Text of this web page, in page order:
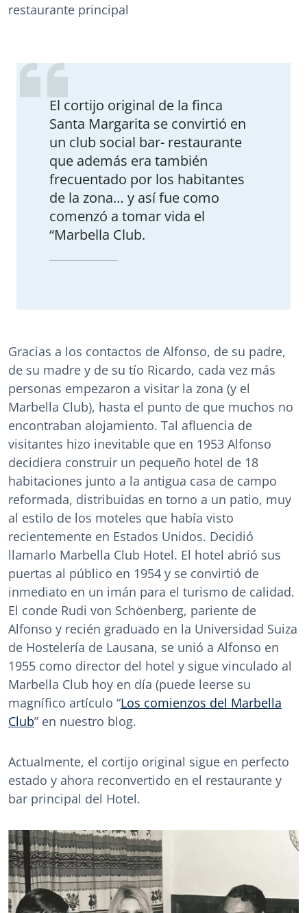
restaurante principal
El cortijo original de la finca
Santa Margarita se convirtió en
un club social bar- restaurante
que además era también
frecuentado por los habitantes
de la zona… y así fue como
comenzó a tomar vida el
“Marbella Club.
Gracias a los contactos de Alfonso, de su padre,
de su madre y de su tío Ricardo, cada vez más
personas empezaron a visitar la zona (y el
Marbella Club), hasta el punto de que muchos no
encontraban alojamiento. Tal afluencia de
visitantes hizo inevitable que en 1953 Alfonso
decidiera construir un pequeño hotel de 18
habitaciones junto a la antigua casa de campo
reformada, distribuidas en torno a un patio, muy
al estilo de los moteles que había visto
recientemente en Estados Unidos. Decidió
llamarlo Marbella Club Hotel. El hotel abrió sus
puertas al público en 1954 y se convirtió de
inmediato en un imán para el turismo de calidad.
El conde Rudi von Schöenberg, pariente de
Alfonso y recién graduado en la Universidad Suiza
de Hostelería de Lausana, se unió a Alfonso en
1955 como director del hotel y sigue vinculado al
Marbella Club hoy en día (puede leerse su
magnífico artículo “Los comienzos del Marbella
Club” en nuestro blog.
Actualmente, el cortijo original sigue en perfecto
estado y ahora reconvertido en el restaurante y
bar principal del Hotel.